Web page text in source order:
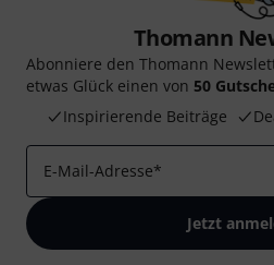
Thomann
Abonniere den Thomann
etwas Glück einen von 50
Inspirierende Beiträge
E-Mail-Adresse*
Jetzt